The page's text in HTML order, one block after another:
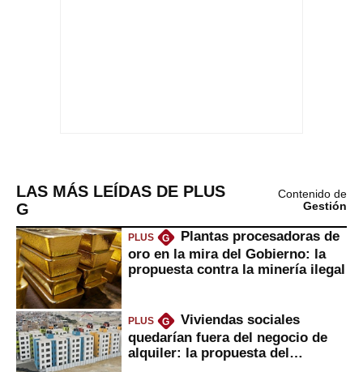
LAS MÁS LEÍDAS DE PLUS
G
Contenido de
Gestión
PLUS G
Plantas procesadoras de
oro en la mira del Gobierno: la
propuesta contra la minería ilegal
PLUS G
Viviendas sociales
quedarían fuera del negocio de
alquiler: la propuesta del